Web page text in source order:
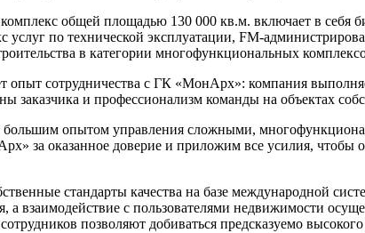
общей площадью 130 000 кв.м. включает в себя
услуг по технической эксплуатации, FM-
в категории многофункциональных
опыт сотрудничества с ГК «МонАрх»: компания
заказчика и профессионализм команды на объектах
большим опытом управления сложными,
за оказанное доверие и приложим все усилия,
стандарты качества на базе международной
а взаимодействие с пользователями недвижимости
позволяют добиваться предсказуемо